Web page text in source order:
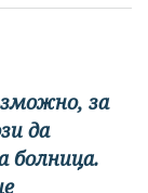
за
да
болница.